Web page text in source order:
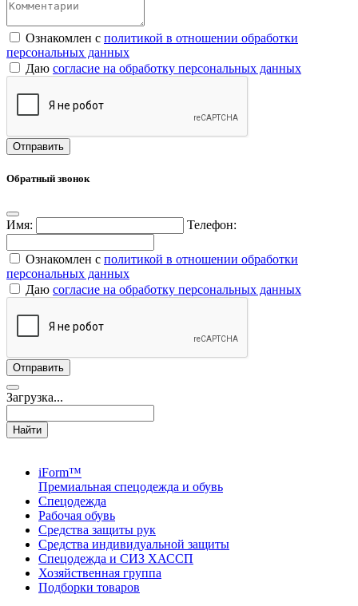
Ознакомлен с политикой в отношении обработки
персональных данных
Даю согласие на обработку персональных данных
Обратный звонок
Имя: Телефон:
Ознакомлен с политикой в отношении обработки
персональных данных
Даю согласие на обработку персональных данных
Загрузка...
Найти
iForm™
Премиальная спецодежда и обувь
Спецодежда
Рабочая обувь
Средства защиты рук
Средства индивидуальной защиты
Спецодежда и СИЗ ХАССП
Хозяйственная группа
Подборки товаров